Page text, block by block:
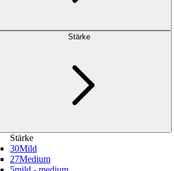
Stärke
Stärke
30Mild
27Medium